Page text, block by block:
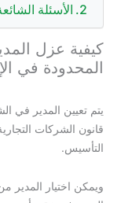
الأسئلة
كيفية عزل
المحدودة في
يتم تعيين المدير في
قانون الشركات
التأسيس.
ويمكن اختيار المدير